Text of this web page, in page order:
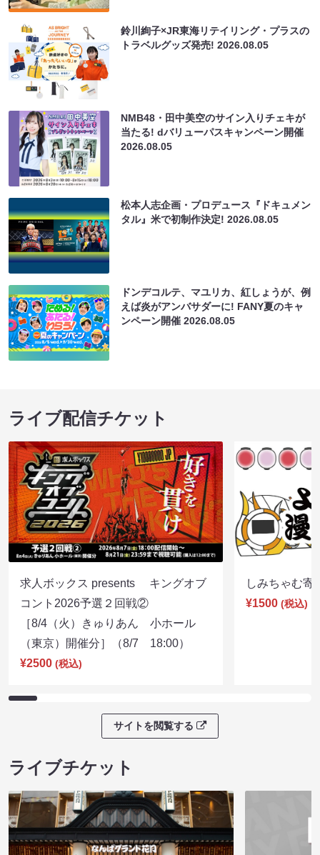
鈴川絢子×JR東海リテイリング・プラスの
トラベルグッズ発売!2026.08.05
NMB48・田中美空のサイン入りチェキが
当たる! dバリューパスキャンペーン開催
2026.08.05
松本人志企画・プロデュース『ドキュメン
タル』米で初制作決定!2026.08.05
ドンデコルテ、マユリカ、紅しょうが、例
えば炎がアンバサダーに! FANY夏のキャ
ンペーン開催2026.08.05
ライブ配信チケット
求人ボックス presents キングオブ
コント2026予選２回戦②
［8/4（火）きゅりあん 小ホール
（東京）開催分］（8/7 18:00）
¥2500 (税込)
しみちゃむ
¥1500 (税込)
サイトを閲覧する
ライブチケット